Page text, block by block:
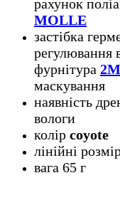
рахунок
MOLLE
застібка
регулювання
фурнітура 2М
маскування
наявність
вологи
колір coyote
лінійні
вага 65 г